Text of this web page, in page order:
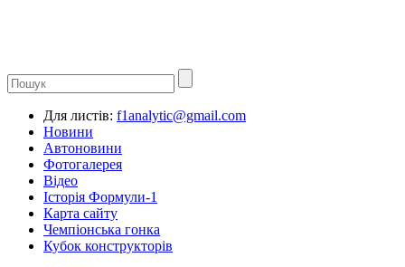
Для листів: f1analytic@gmail.com
Новини
Автоновини
Фотогалерея
Відео
Історія Формули-1
Карта сайту
Чемпіонська гонка
Кубок конструкторів